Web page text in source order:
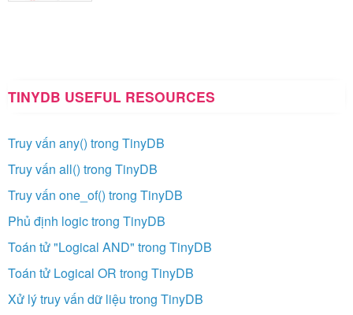
TINYDB USEFUL RESOURCES
Truy vấn any() trong TinyDB
Truy vấn all() trong TinyDB
Truy vấn one_of() trong TinyDB
Phủ định logic trong TinyDB
Toán tử "Logical AND" trong TinyDB
Toán tử Logical OR trong TinyDB
Xử lý truy vấn dữ liệu trong TinyDB